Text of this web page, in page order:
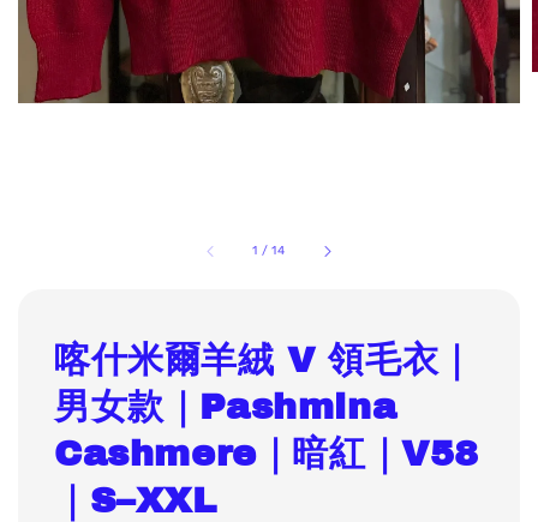
1 /14
喀什米爾羊絨 V 領毛衣｜
男女款｜Pashmina
Cashmere｜暗紅｜V58
｜S–XXL